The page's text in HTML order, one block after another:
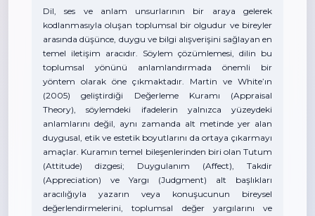
Dil, ses ve anlam unsurlarının bir araya gelerek
kodlanmasıyla oluşan toplumsal bir olgudur ve bireyler
arasında düşünce, duygu ve bilgi alışverişini sağlayan en
temel iletişim aracıdır. Söylem çözümlemesi, dilin bu
toplumsal yönünü anlamlandırmada önemli bir
yöntem olarak öne çıkmaktadır. Martin ve White’ın
(2005) geliştirdiği Değerleme Kuramı (Appraisal
Theory), söylemdeki ifadelerin yalnızca yüzeydeki
anlamlarını değil, aynı zamanda alt metinde yer alan
duygusal, etik ve estetik boyutlarını da ortaya çıkarmayı
amaçlar. Kuramın temel bileşenlerinden biri olan Tutum
(Attitude) dizgesi; Duygulanım (Affect), Takdir
(Appreciation) ve Yargı (Judgment) alt başlıkları
aracılığıyla yazarın veya konuşucunun bireysel
değerlendirmelerini, toplumsal değer yargılarını ve